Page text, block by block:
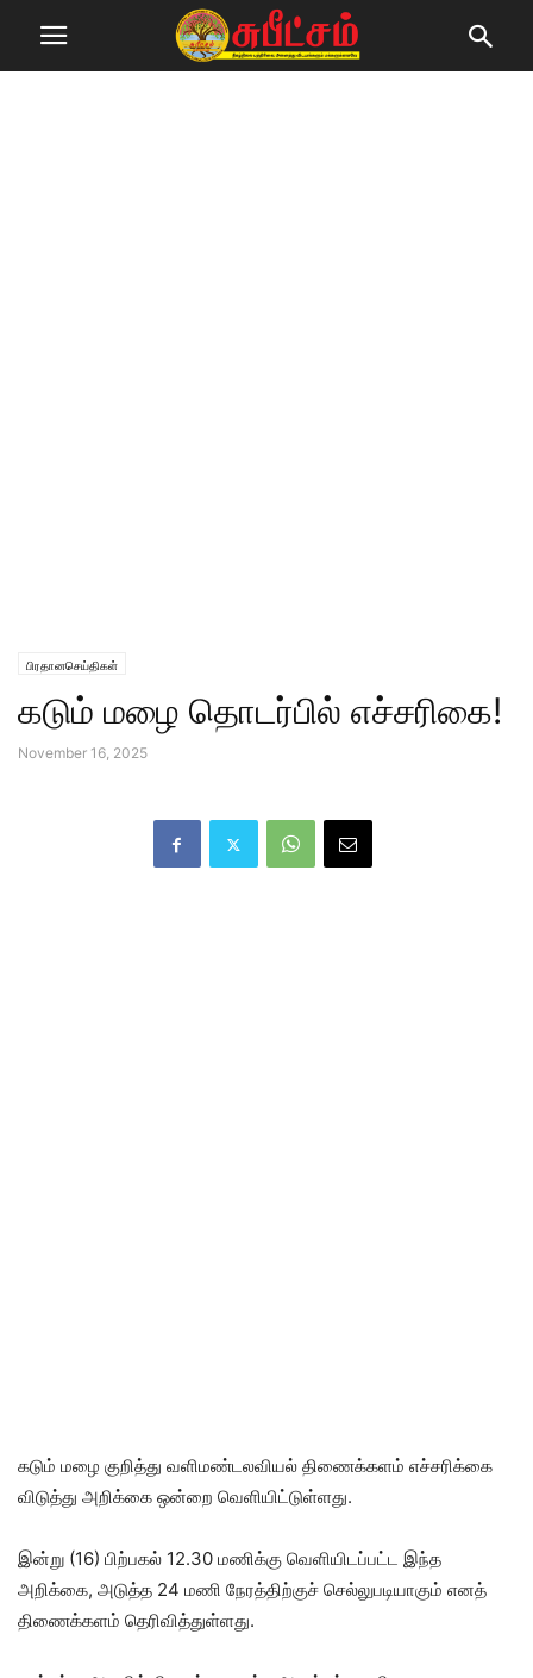
பிரதானசெய்திகள்
கடும் மழை தொடர்பில் எச்சரிகை!
November 16, 2025
கடும் மழை குறித்து வளிமண்டலவியல் திணைக்களம் எச்சரிக்கை
விடுத்து அறிக்கை ஒன்றை வெளியிட்டுள்ளது.
இன்று (16) பிற்பகல் 12.30 மணிக்கு வெளியிடப்பட்ட இந்த
அறிக்கை, அடுத்த 24 மணி நேரத்திற்குச் செல்லுபடியாகும் எனத்
திணைக்களம் தெரிவித்துள்ளது.